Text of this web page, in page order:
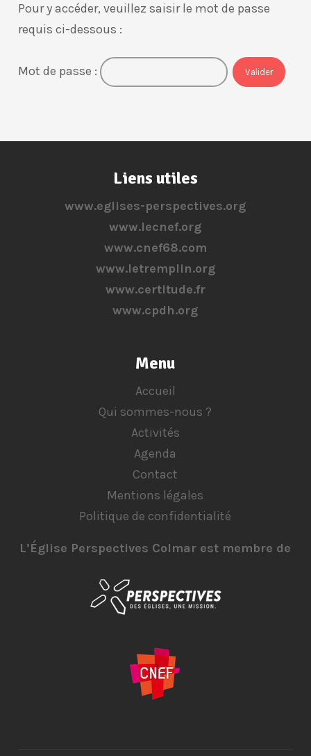
Pour y accéder, veuillez saisir le mot de passe
requis ci-dessous :
Mot de passe :
Liens utiles
www.eglises-perspectives.org
www.lecnef.org
www.cnef68.com
www.letremplin.org
www.certitude.fr
www.cpdh.org
Menu
Accueil
Qui sommes-nous ?
Activités
Agenda
Contact
Mentions légales
Politique de confidentialité
L’Église Perspectives Colmar est membre de